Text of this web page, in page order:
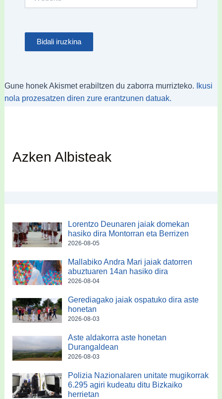
Gune honek Akismet erabiltzen du zaborra murrizteko.
Ikusi
nola prozesatzen diren zure erantzunen datuak.
Azken Albisteak
Lorentzo Deunaren jaiak domekan
hasiko dira Montorran eta Berrizen
2026-08-05
Mallabiko Andra Mari jaiak datorren
abuztuaren 14an hasiko dira
2026-08-04
Gerediagako jaiak ospatuko dira aste
honetan
2026-08-03
Aste aldakorra aste honetan
Durangaldean
2026-08-03
Polizia Nazionalaren unitate mugikorrak
6.295 agiri kudeatu ditu Bizkaiko
herrietan